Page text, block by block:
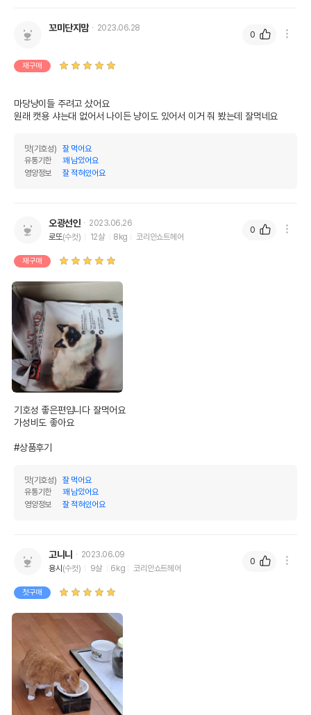
원료구성
민B12,비타민C,비타민D3,비타민E,엽산,바이오
태미네랄,L-라이신,베타카로틴,엔자임,프로바이
오틱스,허브제,프리바이오틱스,글루코사민,콘드
권장 연령 7년 이상
법에 의한 인증,허가 등을
경우 그에 대한 사항
제조국 또는 원산지
제조자,수입품의 경우
수입자를 함께 표기
AS책임자와 전화번호
또는 소비자상담 관련
전화번호
유통기한
이후인 상품이 출고됩니다.
꼬미단지맘 2023.06.28
재구매
마당냥이들 주려고 샀어요
원래 캣용 샤는대 없어서 나이든 냥이도 있어서 이거 줘 봤는데 잘먹네요
맛(기호성)
잘 먹어요
유통기한
꽤 남았어요
영양정보
잘 적혀있어요
0
오광선인
2023.06.26
로또(수컷) 12살 8kg 코리안쇼트헤어
재구매
기호성 좋은편입니다 잘먹어요
가성비도 좋아요
#상품후기
맛(기호성)
잘 먹어요
유통기한
꽤 남았어요
영양정보
잘 적혀있어요
0
고니니
2023.06.09
용시(수컷) 9살 6kg 코리안쇼트헤어
첫구매
0